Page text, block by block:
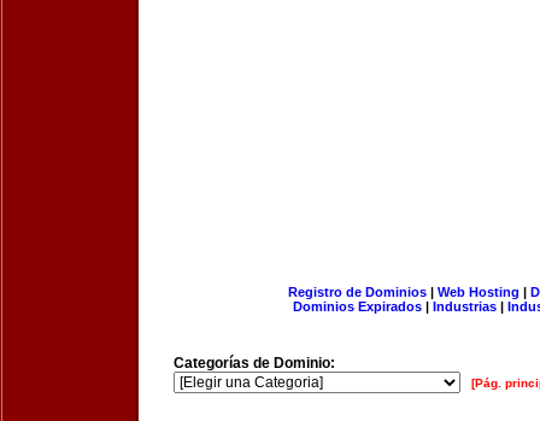
Registro de Dominios| Web Hosting |
Dominios Expirados | Industrias |
Categorías de Dominio:
[Pág.